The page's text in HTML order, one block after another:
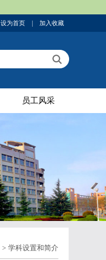
设为首页 加入收藏
员工风采
> 学科设置和简介